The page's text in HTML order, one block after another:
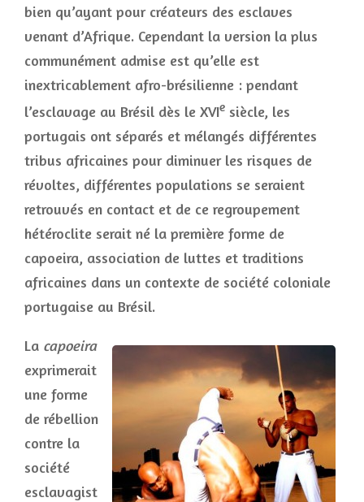
bien qu’ayant pour créateurs des esclaves
venant d’Afrique. Cependant la version la plus
communément admise est qu’elle est
inextricablement afro-brésilienne : pendant
l’esclavage au Brésil dès le XVIe siècle, les
portugais ont séparés et mélangés différentes
tribus africaines pour diminuer les risques de
révoltes, différentes populations se seraient
retrouvés en contact et de ce regroupement
hétéroclite serait né la première forme de
capoeira, association de luttes et traditions
africaines dans un contexte de société coloniale
portugaise au Brésil.
La capoeira
exprimerait
une forme
de rébellion
contre la
société
esclavagist